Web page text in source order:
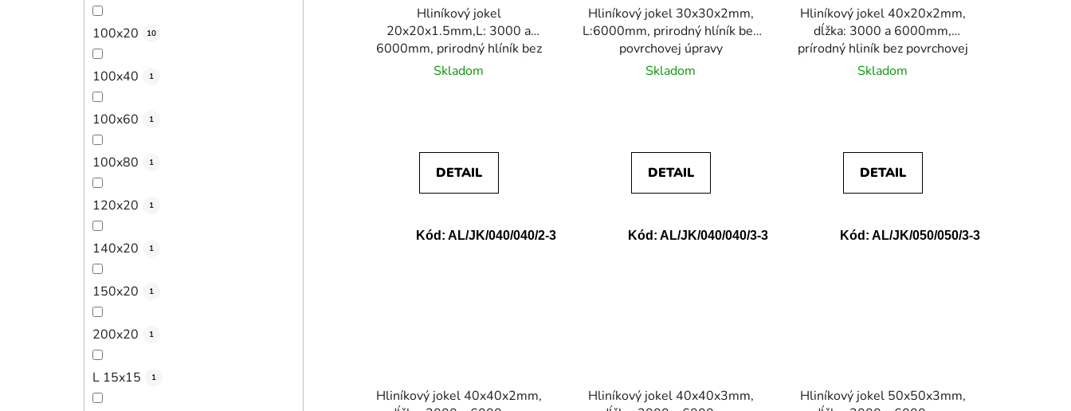
100x20 10
100x40 1
100x60 1
100x80 1
120x20 1
140x20 1
150x20 1
200x20 1
L 15x15 1
Hliníkový jokel
20x20x1.5mm,L: 3000 a
6000mm, prirodný hlíník bez
povrchovej úpravy, materiál EN
Skladom
DETAIL
Hliníkový jokel 30x30x2mm,
L:6000mm, prirodný hlíník bez
povrchovej úpravy
Skladom
DETAIL
Hliníkový jokel 40x20x2mm,
dĺžka: 3000 a 6000mm,
prírodný hliník bez povrchovej
úpravy, materiál EN AW-6060
Skladom
DETAIL
Hliníkový jokel 40x40x2mm,
Kód: AL/JK/040/040/2-3
Hliníkový jokel 40x40x3mm,
Kód: AL/JK/040/040/3-3
Hliníkový jokel 50x50x3mm,
Kód: AL/JK/050/050/3-3